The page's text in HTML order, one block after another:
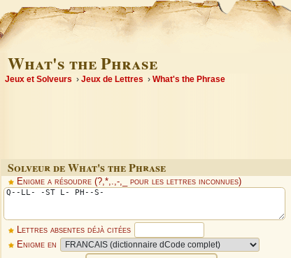
What's the Phrase
Jeux et Solveurs Jeux de Lettres What's the Phrase
Solveur de What's the Phrase
Enigme a résoudre (?,*,.,-,_ pour les lettres inconnues)
Lettres absentes déjà citées
Enigme en